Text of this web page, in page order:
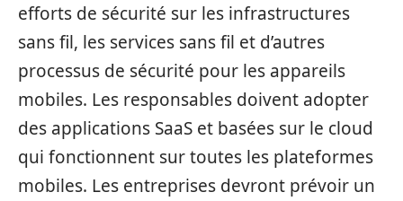
efforts de sécurité sur les infrastructures
sans fil, les services sans fil et d’autres
processus de sécurité pour les appareils
mobiles. Les responsables doivent adopter
des applications SaaS et basées sur le cloud
qui fonctionnent sur toutes les plateformes
mobiles. Les entreprises devront prévoir un